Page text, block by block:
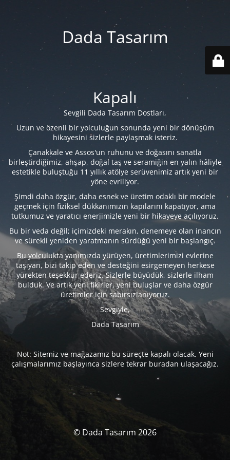
Dada Tasarım
Kapalı
Sevgili Dada Tasarım Dostları,
Uzun ve özenli bir yolculuğun sonunda yeni bir dönüşüm
hikayesini sizlerle paylaşmak isteriz.
Çanakkale ve Assos'un ruhunu ve doğasını sanatla
birleştirdiğimiz, ahşap, doğal taş ve seramiğin en yalın hâliyle
estetikle buluştuğu 11 yıllık atölye serüvenimiz artık yeni bir
yöne evriliyor.
Şimdi daha özgür, daha esnek ve üretim odaklı bir modele
geçmek için fiziksel dükkanımızın kapılarını kapatıyor, ama
tutkumuz ve yaratıcı enerjimizle yeni bir hikayeye açılıyoruz.
Bu bir veda değil; içimizdeki merakın, denemeye olan inancın
ve sürekli yeniden yaratmanın sürdüğü yeni bir başlangıç.
Bu yolculukta yanımızda yürüyen, üretimlerimizi evlerine
taşıyan, bizi takip eden ve desteğini esirgemeyen herkese
yürekten teşekkür ederiz. Sizlerle büyüdük, sizlerle ilham
bulduk. Ve artık yeni fikirler, yeni buluşlar ve daha özgür
üretimler için sabırsızlanıyoruz.
Sevgiyle,
Dada Tasarım
Not: Sitemiz ve mağazamız bu süreçte kapalı olacak. Yeni
çalışmalarımız başlayınca sizlere tekrar buradan ulaşacağız.
© Dada Tasarım 2026